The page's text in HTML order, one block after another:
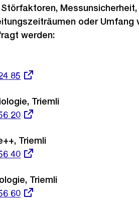
oder Umfang
werden:
85
Triemli
20
Triemli
40
Triemli
60